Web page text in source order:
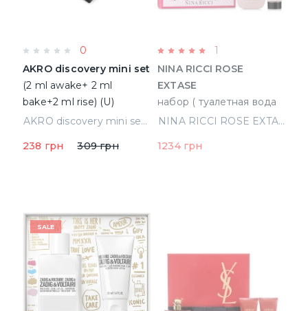
0
AKRO discovery mini set
(2 ml awake+ 2 ml
bake+2 ml rise) (U)
AKRO discovery mini set (2 ml awake+ 2 ml bake+2 ml rise) (U)
238 грн
309 грн
1
NINA RICCI ROSE
EXTASE
набор ( туалетная вода
50 ml + b/l 75 ml)
NINA RICCI ROSE EXTASE набор ( туалетная вода 50 ml + b/l 75 ml) (3137370327943)
1234 грн
SALE